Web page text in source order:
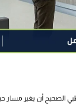
الصحيح أن يغير مسار